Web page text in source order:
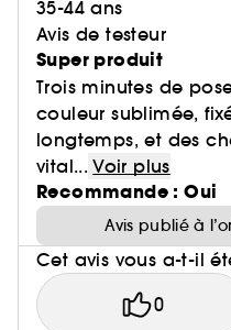
35-44 ans
Avis de testeur
Super produit
Trois minutes de
couleur sublimée,
longtemps, et des
vital... Voir plus
Recommande : Oui
Avis publié à
Cet avis vous a-t-il
0